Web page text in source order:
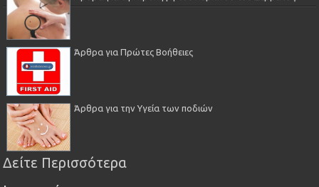
Άρθρα για Πρώτες Βοήθειες
Άρθρα για την Υγεία των ποδιών
Δείτε Περισσότερα